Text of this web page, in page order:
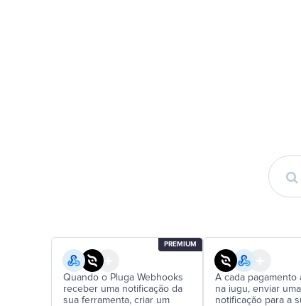
PREMIUM
Quando o Pluga Webhooks
receber uma notificação da
sua ferramenta, criar um
A cada pagamento
na iugu, enviar uma
notificação para a